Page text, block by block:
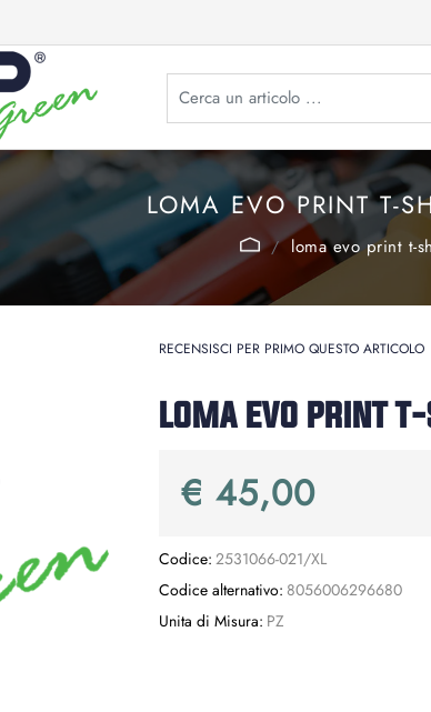
LOMA EVO PRINT T-
loma evo print t-
RECENSISCI PER PRIMO QUESTO ARTICOLO
LOMA EVO PRINT
€ 45,00
Codice: 2531066-021/XL
Codice alternativo: 8056006296680
Unita di Misura: PZ